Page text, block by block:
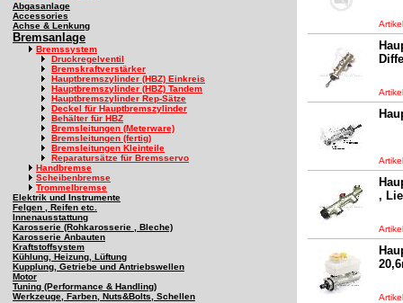
Abgasanlage
Accessories
Achse & Lenkung
Bremsanlage
Bremssystem
Druckregelventil
Bremskraftverstärker
Hauptbremszylinder (HBZ) Einkreis
Hauptbremszylinder (HBZ) Tandem
Hauptbremszylinder Rep-Sätze
Deckel für Hauptbremszylinder
Behälter für HBZ
Bremsleitungen (Meterware)
Bremsleitungen (fertig)
Bremsleitungen Kleinteile
Reparatursätze für Bremsservo
Handbremse
Scheibenbremse
Trommelbremse
Elektrik und Instrumente
Felgen , Reifen etc.
Innenausstattung
Karosserie (Rohkarosserie , Bleche)
Karosserie Anbauten
Kraftstoffsystem
Kühlung, Heizung, Lüftung
Kupplung, Getriebe und Antriebswellen
Motor
Tuning (Performance & Handling)
Werkzeuge, Farben, Nuts&Bolts, Schellen
,